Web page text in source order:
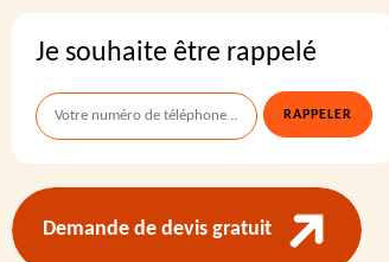
Je souhaite être rappelé
Demande de devis gratuit